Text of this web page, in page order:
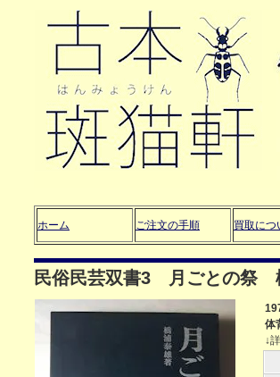
ホーム ご注文の手順 買取につ
民俗民芸双書3 月ごとの祭
体
↓